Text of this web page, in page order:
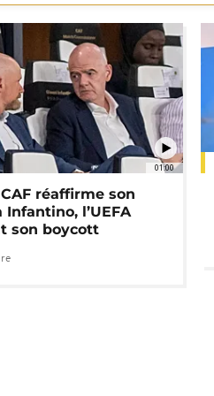
01:00
CAF réaffirme son
l’UEFA
son boycott